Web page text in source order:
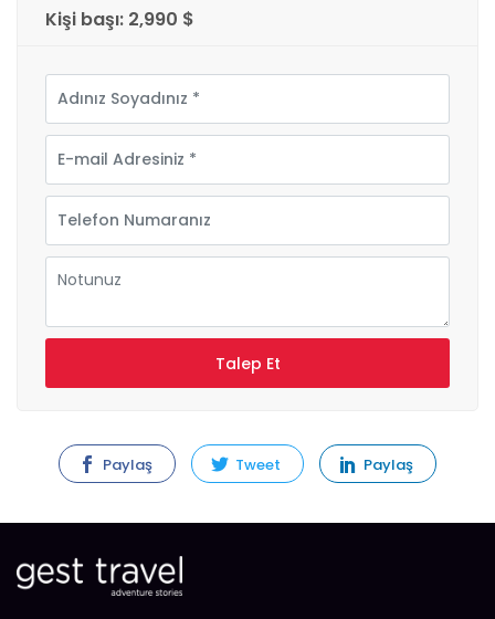
Kişi başı: 2,990 $
Paylaş Tweet Paylaş